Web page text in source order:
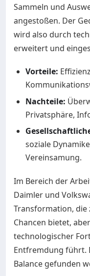
Sammeln und
angestoßen. Der
wird also durch
erweitert und
Vorteile:
Nachteile:
Privatsphäre,
soziale
Vereinsamung.
Im Bereich der
Daimler und
Transformation, die
Chancen bietet,
technologischer
Entfremdung führt.
Balance gefunden